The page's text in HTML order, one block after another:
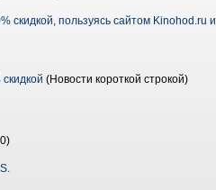
скидкой, пользуясь сайтом Kinohod.ru и
(Новости короткой строкой)